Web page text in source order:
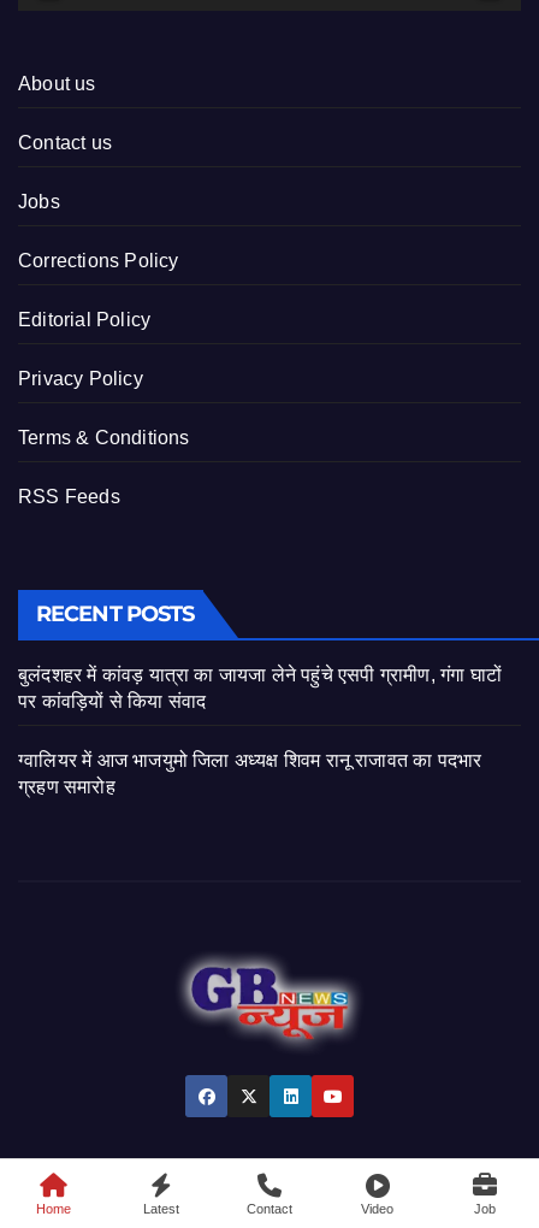
About us
Contact us
Jobs
Corrections Policy
Editorial Policy
Privacy Policy
Terms & Conditions
RSS Feeds
RECENT POSTS
बुलंदशहर में कांवड़ यात्रा का जायजा लेने पहुंचे एसपी ग्रामीण, गंगा घाटों
पर कांवड़ियों से किया संवाद
ग्वालियर में आज भाजयुमो जिला अध्यक्ष शिवम रानू राजावत का पदभार
ग्रहण समारोह
© 2026 GB News India. All Rights Reserved.
Home Latest Contact Video Job